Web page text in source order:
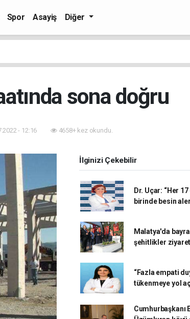
Spor Asayiş Diğer
sona doğru
- 12:16 4658+ kez okundu.
İlginizi Çekebilir
Dr. Uçar: “Her
birinde besin
Malatya'da
şehitlikler
“Fazla empati
tükenmeye yol
Cumhurbaşkanı